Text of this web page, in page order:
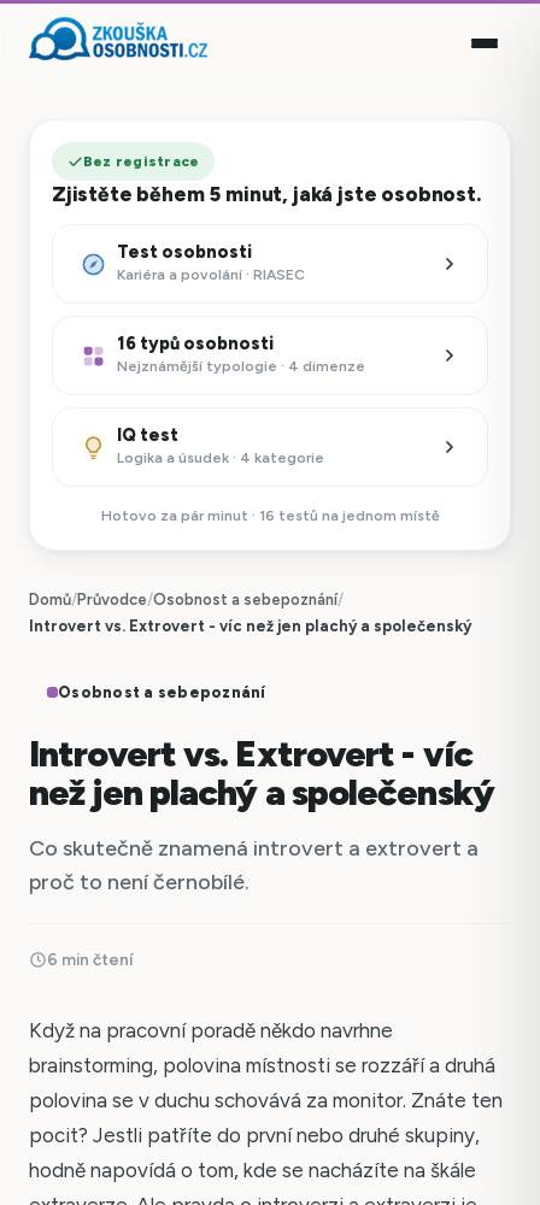
Bez registrace
Zjistěte během 5 minut, jaká jste osobnost.
Test osobnosti
Kariéra a povolání · RIASEC
16 typů osobnosti
Nejznámější typologie · 4 dimenze
IQ test
Logika a úsudek · 4 kategorie
Hotovo za pár minut · 16 testů na jednom místě
Domů/Průvodce/Osobnost a sebepoznání/
Introvert vs. Extrovert - víc než jen plachý a společenský
Osobnost a sebepoznání
Introvert vs. Extrovert - víc
než jen plachý a společenský
Co skutečně znamená introvert a extrovert a
proč to není černobílé.
6 min čtení
Když na pracovní poradě někdo navrhne
brainstorming, polovina místnosti se rozzáří a druhá
polovina se v duchu schovává za monitor. Znáte ten
pocit? Jestli patříte do první nebo druhé skupiny,
hodně napovídá o tom, kde se nacházíte na škále